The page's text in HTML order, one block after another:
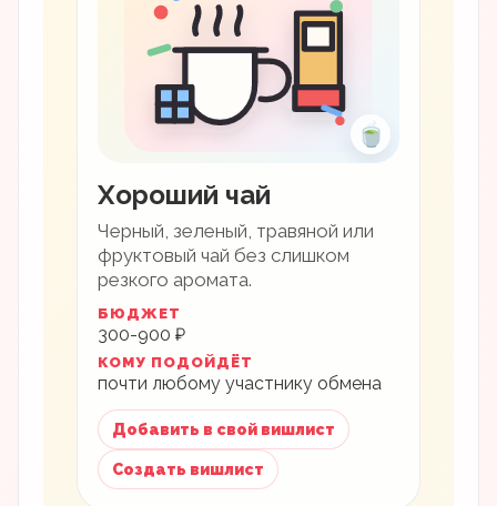
🍵
Хороший чай
Черный, зеленый, травяной или
фруктовый чай без слишком
резкого аромата.
БЮДЖЕТ
300-900 ₽
КОМУ ПОДОЙДЁТ
почти любому участнику обмена
Добавить в свой вишлист
Создать вишлист